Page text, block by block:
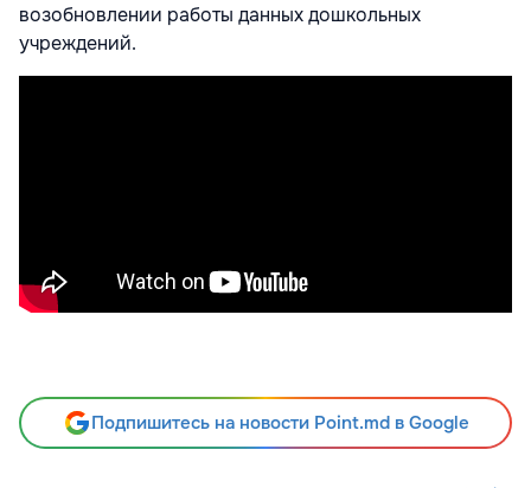
возобновлении работы данных дошкольных
учреждений.
Подпишитесь на новости Point.md в Google